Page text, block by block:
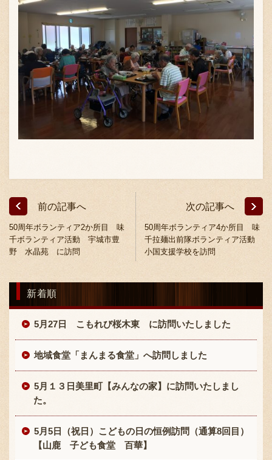
〒869-1107 熊本県菊池郡菊陽町辛川448
TEL :096-349-2222
前の記事へ
50周年ボランティア2か所目 味
千ボランティア活動 宇城市豊
野 水晶苑 に訪問
次の記事へ
50周年ボランティア4か所目 味
千拉麺出前隊ボランティア活動
小国支援学校を訪問
新着順
5月27日 こもれび桜木東 に訪問いたしました
地域食堂「まんまる食堂」へ訪問しました
5月１３日美里町【みんなの家】に訪問いたしまし
た。
5月5日（祝日）こどもの日の恒例訪問（通算8回目）
【山鹿 子ども食堂 百華】